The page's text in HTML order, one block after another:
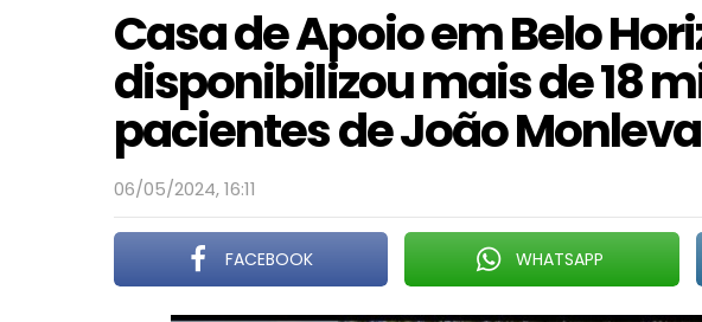
Casa de Apoio em Belo
disponibilizou mais de 18
pacientes de João
06/05/2024, 16:11
FACEBOOK WHATSAPP